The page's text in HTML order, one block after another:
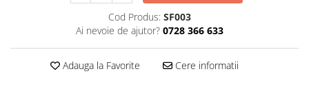
Cod Produs: SF003
Ai nevoie de ajutor? 0728 366 633
Adauga la Favorite Cere informatii